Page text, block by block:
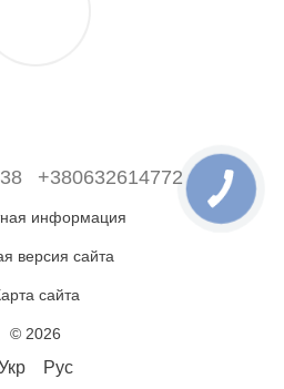
+380632614772
информация
версия сайта
сайта
© 2026
Рус